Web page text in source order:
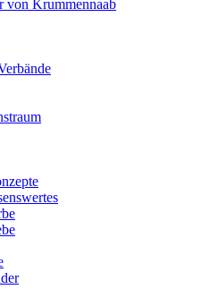
von Krummennaab